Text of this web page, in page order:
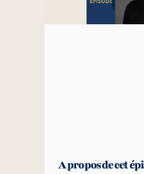
A propos de cet